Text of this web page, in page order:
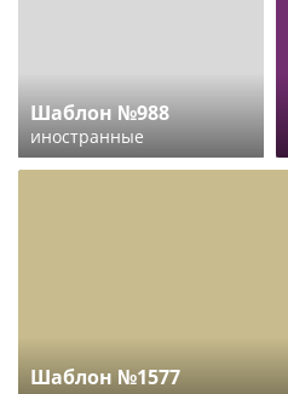
Шаблон №988
иностранные
Шаблон №1577